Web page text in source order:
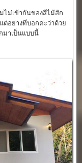
ไม่เข้ากันของสีไม้สัก
ต่อย่างที่บอกค่ะว่าด้วย
มาเป็นแบบนี้